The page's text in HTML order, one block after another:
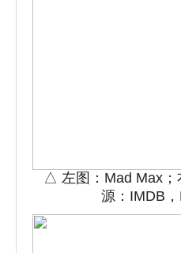
△ 左图：Mad Max；
源：IMDB，